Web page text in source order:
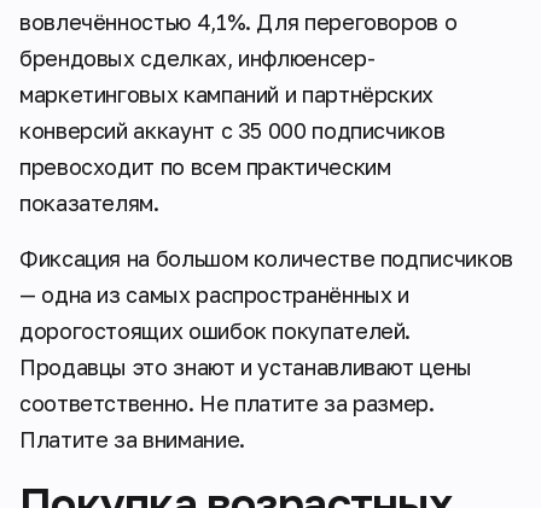
вовлечённостью 4,1%. Для переговоров о
брендовых сделках, инфлюенсер-
маркетинговых кампаний и партнёрских
конверсий аккаунт с 35 000 подписчиков
превосходит по всем практическим
показателям.
Фиксация на большом количестве подписчиков
— одна из самых распространённых и
дорогостоящих ошибок покупателей.
Продавцы это знают и устанавливают цены
соответственно. Не платите за размер.
Платите за внимание.